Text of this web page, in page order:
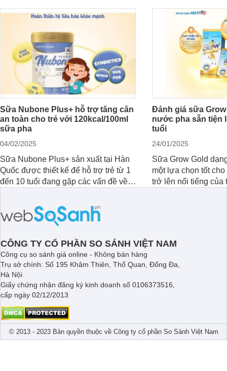
người lớn, giúp giải quyết tình trạng
rối loạn tiêu hóa, hấp thu dễ dàng
vào dinh dưỡng
Sữa Nubone Plus+ hỗ trợ tăng cân
an toàn cho trẻ với 120kcal/100ml
sữa pha
04/02/2025
Sữa Nubone Plus+ sản xuất tại Hàn
Quốc được thiết kế để hỗ trợ trẻ từ 1
đến 10 tuổi đang gặp các vấn đề về
thương hiệu Lotte đứng số 1 Hàn
Quốc, với mức giá thành ổn phù hợp
với người dùng Việt.
Đánh giá sữa
nước pha sẵn tiện
tuổi
24/01/2025
Sữa Grow Gold
một lựa chọn tốt
trở lên nổi tiếng của
thị giác.
CÔNG TY CỔ PHẦN SO SÁNH VIỆT NAM
Công cụ so sánh giá online - Không bán hàng
Trụ sở chính: Số 195 Khâm Thiên, Thổ Quan, Đống Đa,
Hà Nội
Giấy chứng nhận đăng ký kinh doanh số 0106373516,
cấp ngày 02/12/2013
© 2013 - 2023 Bản quyền thuộc về Công ty cổ phần So Sánh Việt Nam